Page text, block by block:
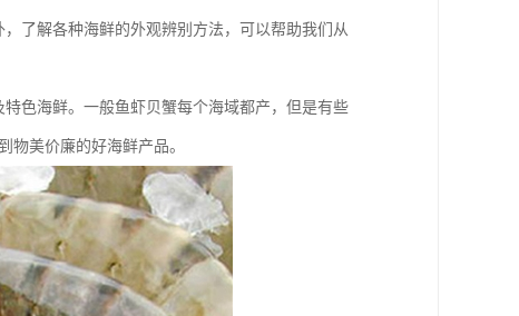
了解各种海鲜的外观辨别方法，可以帮助我们从
色海鲜。一般鱼虾贝蟹每个海域都产，但是有些
物美价廉的好海鲜产品。